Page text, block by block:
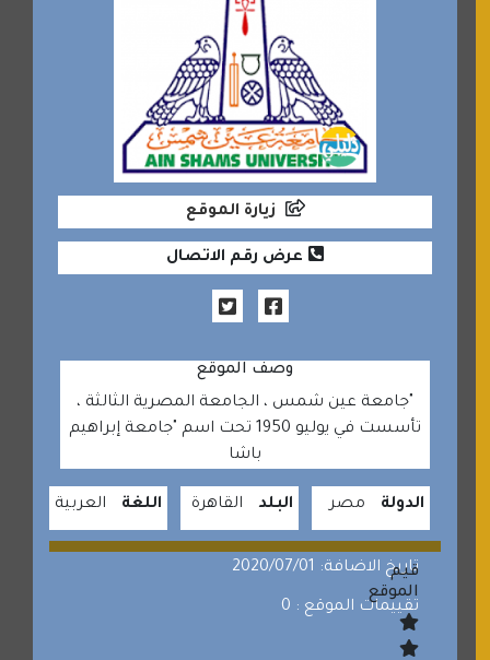
زيارة الموقع
عرض رقم الاتصال
وصف الموقع
"جامعة عين شمس ، الجامعة المصرية الثالثة ،
تأسست في يوليو 1950 تحت اسم "جامعة إبراهيم
باشا
الدولة مصر البلد القاهرة اللغة العربية
تاريخ الاضافة: 2020/07/01
تقييمات الموقع : 0
قيم
الموقع